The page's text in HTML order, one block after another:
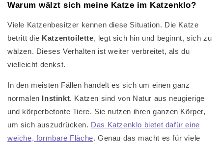
Warum wälzt sich meine Katze im Katzenklo?
Viele Katzenbesitzer kennen diese Situation. Die Katze
betritt die Katzentoilette, legt sich hin und beginnt, sich zu
wälzen. Dieses Verhalten ist weiter verbreitet, als du
vielleicht denkst.
In den meisten Fällen handelt es sich um einen ganz
normalen Instinkt. Katzen sind von Natur aus neugierige
und körperbetonte Tiere. Sie nutzen ihren ganzen Körper,
um sich auszudrücken. Das Katzenklo bietet dafür eine
weiche, formbare Fläche. Genau das macht es für viele